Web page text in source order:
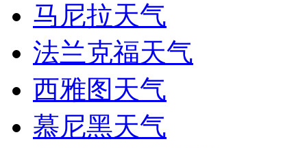
马尼拉天气
法兰克福天气
西雅图天气
慕尼黑天气